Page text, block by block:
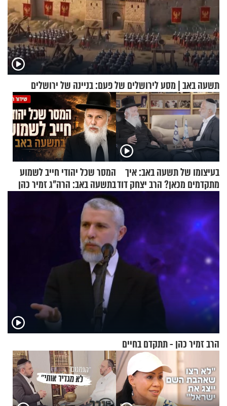
תשעה באב | מסע לירושלים של פעם: בניינה של ירושלים
בעיצומו של תשעה באב: איך
מתקדמים מכאן? הרב יצחק דוד
גרוסמן בשיחה מיוחדת
המסר שכל יהודי חייב לשמוע
בתשעה באב: הרה"ג זמיר כהן
בשיעור מיוחד
הרב זמיר כהן - תתקדם בחיים